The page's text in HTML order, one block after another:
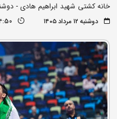
خانه کشتی شهید ابراهیم هادی - دوشنبه 12
دوشنبه ۱۲ مرداد ۱۴۰۵